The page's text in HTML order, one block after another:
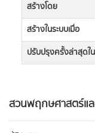
สวนพฤกษศาสตร์แ
สร้างโดย
สร้างในระบบเมื่อ
ปรับปรุงครั้งล่าสุดใน